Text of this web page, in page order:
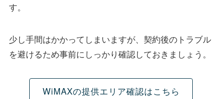
す。
少し手間はかかってしまいますが、契約後のトラブル
を避けるため事前にしっかり確認しておきましょう。
WiMAXの提供エリア確認はこちら